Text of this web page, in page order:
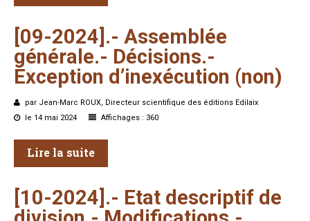
[09-2024].- Assemblée
générale.- Décisions.-
Exception d’inexécution (non)
par Jean-Marc ROUX, Directeur scientifique des éditions Edilaix
le 14 mai 2024
Affichages : 360
Lire la suite
[10-2024].- Etat descriptif de